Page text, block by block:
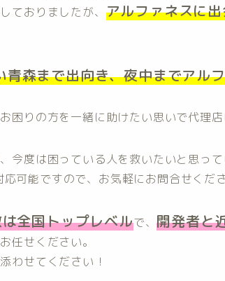
ておりましたが、 アルファネスに
青森まで出向き、夜中までアル
困りの方を一緒に助けたい思いで代理店
今度は困っている人を救いたいと思って
可能ですので、お気軽にお問合せくださ
全国トップレベルで、開発者と
任せください。
わせてください！